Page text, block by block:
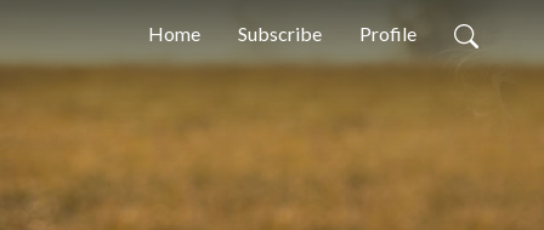
Home Subscribe Profile